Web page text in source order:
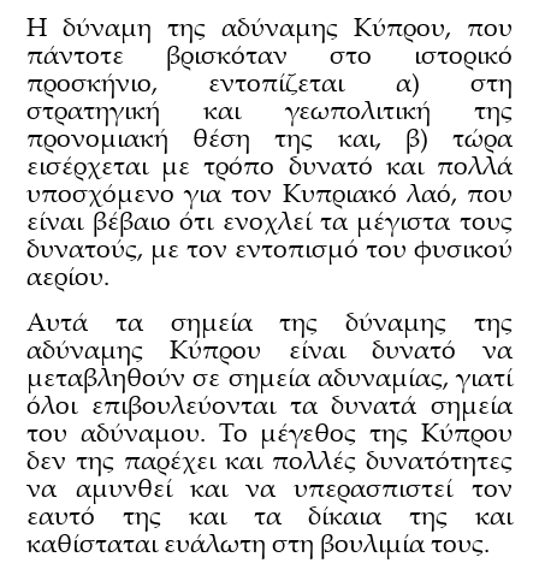
Η δύναμη της αδύναμης Κύπρου, που
πάντοτε βρισκόταν στο ιστορικό
προσκήνιο, εντοπίζεται α) στη
στρατηγική και γεωπολιτική της
προνομιακή θέση της και, β) τώρα
εισέρχεται με τρόπο δυνατό και πολλά
υποσχόμενο για τον Κυπριακό λαό, που
είναι βέβαιο ότι ενοχλεί τα μέγιστα τους
δυνατούς, με τον εντοπισμό του φυσικού
αερίου.
Αυτά τα σημεία της δύναμης της
αδύναμης Κύπρου είναι δυνατό να
μεταβληθούν σε σημεία αδυναμίας, γιατί
όλοι επιβουλεύονται τα δυνατά σημεία
του αδύναμου. Το μέγεθος της Κύπρου
δεν της παρέχει και πολλές δυνατότητες
να αμυνθεί και να υπερασπιστεί τον
εαυτό της και τα δίκαια της και
καθίσταται ευάλωτη στη βουλιμία τους.